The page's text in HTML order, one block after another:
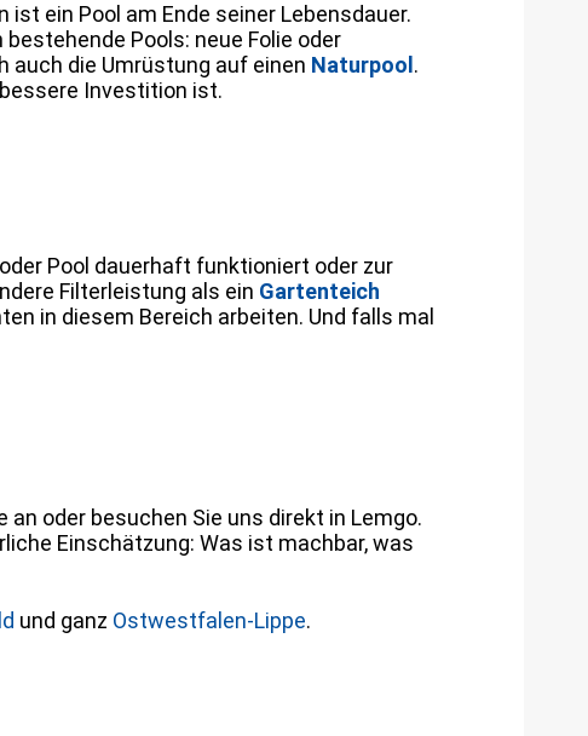
ein Pool am Ende seiner Lebensdauer.
Pools: neue Folie oder
auch die Umrüstung auf einen Naturpool .
Investition ist.
Pool dauerhaft funktioniert oder zur
Filterleistung als ein Gartenteich
in diesem Bereich arbeiten. Und falls mal
an oder besuchen Sie uns direkt in Lemgo.
Einschätzung: Was ist machbar, was
und ganz Ostwestfalen-Lippe.